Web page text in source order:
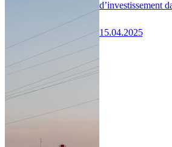
d’investissement
15.04.2025